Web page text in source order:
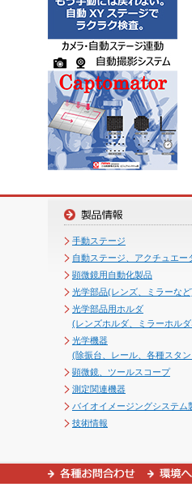
手動ステージ
自動ステージ、アクチュエー
顕微鏡用自動化製品
光学部品(レンズ、ミラーなど
光学部品用ホルダ
(レンズホルダ、ミラーホル
光学機器
(除振台、レール、各種スタ
顕微鏡、ツールスコープ
測定関連機器
バイオイメージングシステム
技術情報